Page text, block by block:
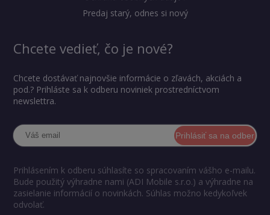
Predaj starý, odnes si nový
Chcete vedieť, čo je nové?
Chcete dostávať najnovšie informácie o zľavách, akciách a
pod.? Prihláste sa k odberu noviniek prostredníctvom
newslettra.
Prihlásiť sa na odber
Prihlásením k odberu súhlasíte so spracovaním vášho e-mailu.
Bude použitý výhradne nami (ADI Mobile s.r.o.) a výhradne na
zasielanie informácií o novinkách. Súhlas možno kedykoľvek
odvolať.